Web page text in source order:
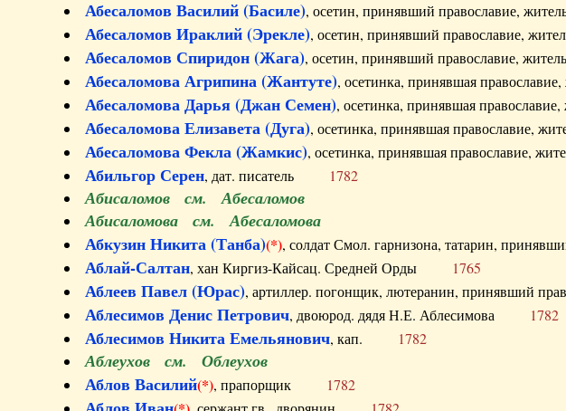
Абесаломов Василий (Басиле), осетин, принявший православие,
Абесаломов Ираклий (Эрекле), осетин, принявший православие,
Абесаломов Спиридон (Жага), осетин, принявший православие,
Абесаломова Агрипина (Жантуте), осетинка, принявшая
Абесаломова Дарья (Джан Семен), осетинка, принявшая
Абесаломова Елизавета (Дуга), осетинка, принявшая православие,
Абесаломова Фекла (Жамкис), осетинка, принявшая православие,
Абильгор Серен, дат. писатель 1782
Абисаломов см. Абесаломов
Абисаломова см. Абесаломова
Абкузин Никита (Танба)(*), солдат Смол. гарнизона, татарин,
Аблай-Салтан, хан Киргиз-Кайсац. Средней Орды 1765
Аблеев Павел (Юрас), артиллер. погонщик, лютеранин, принявший
Аблесимов Денис Петрович, двоюрод. дядя Н.Е. Аблесимова 1782
Аблесимов Никита Емельянович, кап. 1782
Аблеухов см. Облеухов
Аблов Василий(*), прапорщик 1782